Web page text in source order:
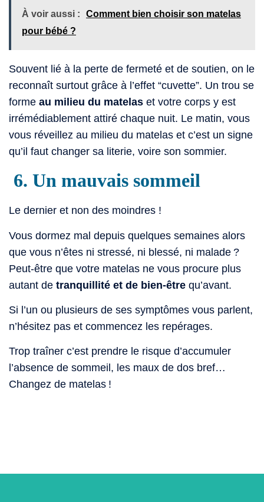
À voir aussi :
Comment bien choisir son matelas
pour bébé ?
Souvent lié à la perte de fermeté et de soutien, on le
reconnaît surtout grâce à l’effet “cuvette”. Un trou se
forme au milieu du matelas et votre corps y est
irrémédiablement attiré chaque nuit. Le matin, vous
vous réveillez au milieu du matelas et c’est un signe
qu’il faut changer sa literie, voire son sommier.
6. Un mauvais sommeil
Le dernier et non des moindres !
Vous dormez mal depuis quelques semaines alors
que vous n’êtes ni stressé, ni blessé, ni malade ?
Peut-être que votre matelas ne vous procure plus
autant de tranquillité et de bien-être qu’avant.
Si l’un ou plusieurs de ses symptômes vous parlent,
n’hésitez pas et commencez les repérages.
Trop traîner c’est prendre le risque d’accumuler
l’absence de sommeil, les maux de dos bref…
Changez de matelas !